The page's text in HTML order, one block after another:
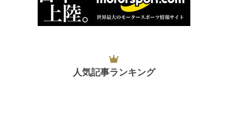
人気記事ランキング